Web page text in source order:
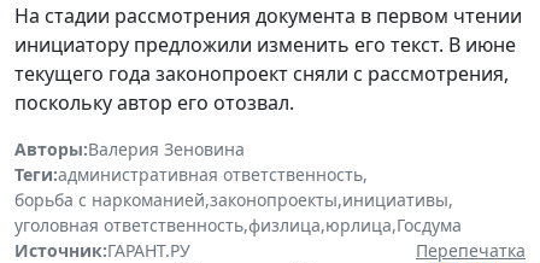
На стадии рассмотрения документа в первом чтении
инициатору предложили изменить его текст. В июне
текущего года законопроект сняли с рассмотрения,
поскольку автор его отозвал.
Авторы:Валерия Зеновина
Теги:административная ответственность,
борьба с наркоманией,законопроекты,инициативы,
уголовная ответственность,физлица,юрлица,Госдума
Источник:ГАРАНТ.РУ
Перепечатка